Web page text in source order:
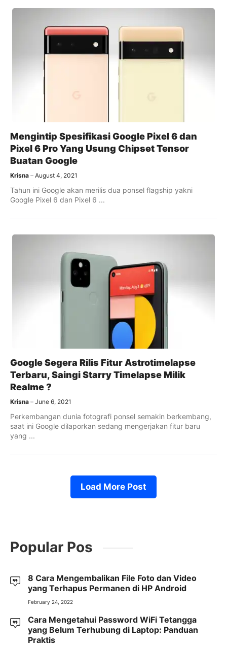
Mengintip Spesifikasi Google Pixel 6 dan
Pixel 6 Pro Yang Usung Chipset Tensor
Buatan Google
Krisna August 4, 2021
Tahun ini Google akan merilis dua ponsel flagship yakni
Google Pixel 6 dan Pixel 6 ...
Google Segera Rilis Fitur Astrotimelapse
Terbaru, Saingi Starry Timelapse Milik
Realme ?
Krisna June 6, 2021
Perkembangan dunia fotografi ponsel semakin berkembang,
saat ini Google dilaporkan sedang mengerjakan fitur baru
yang ...
Load More Post
Popular Pos
8 Cara Mengembalikan File Foto dan Video
yang Terhapus Permanen di HP Android
February 24, 2022
Cara Mengetahui Password WiFi Tetangga
yang Belum Terhubung di Laptop: Panduan
Praktis